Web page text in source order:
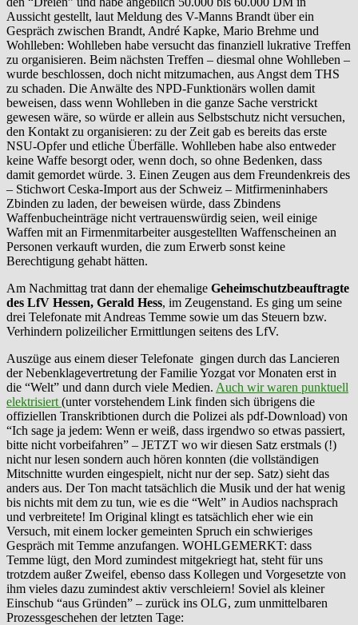
Aussicht gestellt, laut Meldung des V-Manns Brandt über ein
Gespräch zwischen Brandt, André Kapke, Mario Brehme und
Wohlleben: Wohlleben habe versucht das finanziell lukrative Treffen
zu organisieren. Beim nächsten Treffen – diesmal ohne Wohlleben –
wurde beschlossen, doch nicht mitzumachen, aus Angst dem THS
zu schaden. Die Anwälte des NPD-Funktionärs wollen damit
beweisen, dass wenn Wohlleben in die ganze Sache verstrickt
gewesen wäre, so würde er allein aus Selbstschutz nicht versuchen,
den Kontakt zu organisieren: zu der Zeit gab es bereits das erste
NSU-Opfer und etliche Überfälle. Wohlleben habe also entweder
keine Waffe besorgt oder, wenn doch, so ohne Bedenken, dass
damit gemordet würde. 3. Einen Zeugen aus dem Freundenkreis des
– Stichwort Ceska-Import aus der Schweiz – Mitfirmeninhabers
Zbinden zu laden, der beweisen würde, dass Zbindens
Waffenbucheinträge nicht vertrauenswürdig seien, weil einige
Waffen mit an Firmenmitarbeiter ausgestellten Waffenscheinen an
Personen verkauft wurden, die zum Erwerb sonst keine
Berechtigung gehabt hätten.
Am Nachmittag trat dann der ehemalige Geheimschutzbeauftragte
des LfV Hessen, Gerald Hess, im Zeugenstand. Es ging um seine
drei Telefonate mit Andreas Temme sowie um das Steuern bzw.
Verhindern polizeilicher Ermittlungen seitens des LfV.
Auszüge aus einem dieser Telefonate gingen durch das Lancieren
der Nebenklagevertretung der Familie Yozgat vor Monaten erst in
die “Welt” und dann durch viele Medien. Auch wir waren punktuell
elektrisiert (unter vorstehendem Link finden sich übrigens die
offiziellen Transkribtionen durch die Polizei als pdf-Download) von
“Ich sage ja jedem: Wenn er weiß, dass irgendwo so etwas passiert,
bitte nicht vorbeifahren” – JETZT wo wir diesen Satz erstmals (!)
nicht nur lesen sondern auch hören konnten (die vollständigen
Mitschnitte wurden eingespielt, nicht nur der sep. Satz) sieht das
anders aus. Der Ton macht tatsächlich die Musik und der hat wenig
bis nichts mit dem zu tun, wie es die “Welt” in Audios nachsprach
und verbreitete! Im Original klingt es tatsächlich eher wie ein
Versuch, mit einem locker gemeinten Spruch ein schwieriges
Gespräch mit Temme anzufangen. WOHLGEMERKT: dass
Temme lügt, den Mord zumindest mitgekriegt hat, steht für uns
trotzdem außer Zweifel, ebenso dass Kollegen und Vorgesetzte von
ihm vieles dazu zumindest aktiv verschleiern! Soviel als kleiner
Einschub “aus Gründen” – zurück ins OLG, zum unmittelbaren
Prozessgeschehen der letzten Tage: